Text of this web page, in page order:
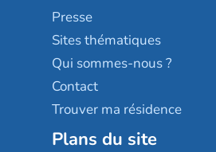
Sérénys
Résidences services Villa
Presse
Sites thématiques
Qui sommes-nous ?
Contact
Trouver ma résidence
Plans du site